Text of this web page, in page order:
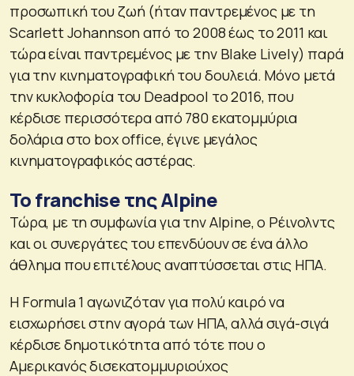
προσωπική του ζωή (ήταν παντρεμένος με τη
Scarlett Johannson από το 2008 έως το 2011 και
τώρα είναι παντρεμένος με την Blake Lively) παρά
για την κινηματογραφική του δουλειά. Μόνο μετά
την κυκλοφορία του Deadpool το 2016, που
κέρδισε περισσότερα από 780 εκατομμύρια
δολάρια στο box office, έγινε μεγάλος
κινηματογραφικός αστέρας.
Το franchise της Alpine
Τώρα, με τη συμφωνία για την Alpine, ο Ρέινολντς
και οι συνεργάτες του επενδύουν σε ένα άλλο
άθλημα που επιτέλους αναπτύσσεται στις ΗΠΑ.
Η Formula 1 αγωνιζόταν για πολύ καιρό να
εισχωρήσει στην αγορά των ΗΠΑ, αλλά σιγά-σιγά
κέρδισε δημοτικότητα από τότε που ο
Αμερικανός δισεκατομμυριούχος